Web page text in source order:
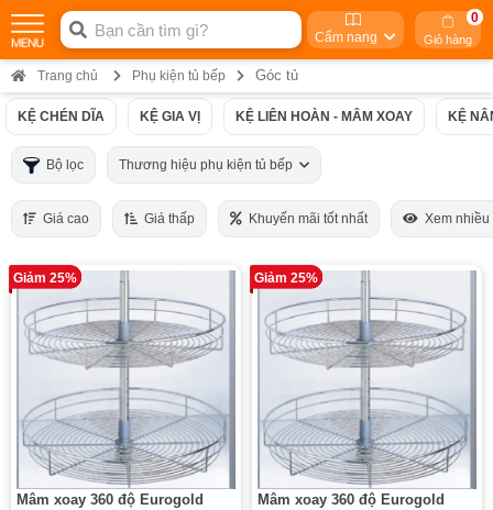
Cẩm nang Giỏ hàng
0
Trang chủ Phụ kiện tủ bếp Góc tủ
KỆ CHÉN DĨA KỆ GIA VỊ KỆ LIÊN HOÀN - MÂM XOAY KỆ
Bộ lọc Thương hiệu phụ kiện tủ bếp
Giá cao Giá thấp Khuyến mãi tốt nhất Xem nhiều
Giảm 25%
Mâm xoay 360 độ Eurogold
Giảm 25%
Mâm xoay 360 độ Eurogold